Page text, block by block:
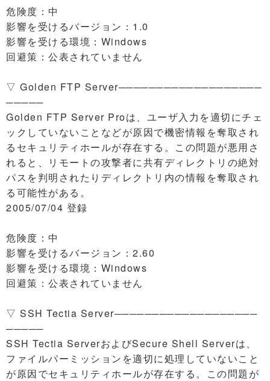
危険度：中
影響を受けるバージョン：1.0
影響を受ける環境：Windows
回避策：公表されていません
▽ Golden FTP Server───────────────────
─────
Golden FTP Server Proは、ユーザ入力を適切にチェ
ックしていないことなどが原因で機密情報を奪取され
るセキュリティホールが存在する。この問題が悪用さ
れると、リモートの攻撃者に共有ディレクトリの絶対
パスを判明されたりディレクトリ内の情報を奪取され
る可能性がある。
2005/07/04 登録
危険度：中
影響を受けるバージョン：2.60
影響を受ける環境：Windows
回避策：公表されていません
▽ SSH Tectia Server───────────────────
─────
SSH Tectia ServerおよびSecure Shell Serverは、
ファイルパーミッションを適切に処理していないこと
が原因でセキュリティホールが存在する。この問題が